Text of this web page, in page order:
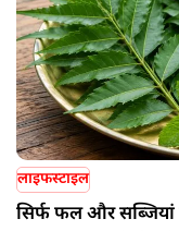
है। अगर आप ऐसा करते हैं
लाइफस्टाइल
सिर्फ फल और सब्जियां